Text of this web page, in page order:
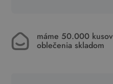
máme 50.000 kusov
oblečenia skladom